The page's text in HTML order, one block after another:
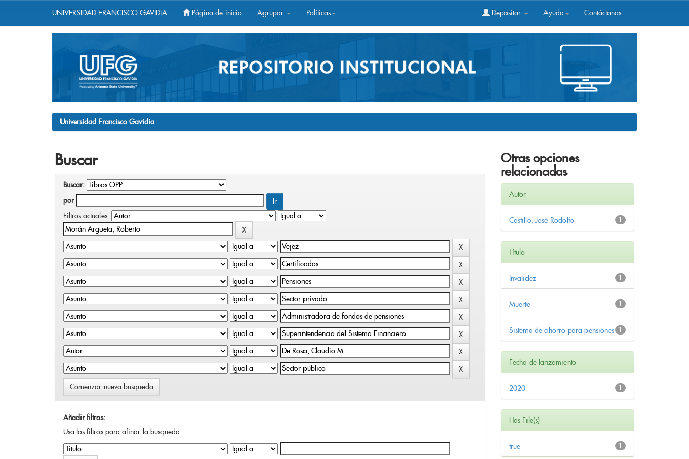
UNIVERSIDAD FRANCISCO GAVIDIA Página de inicio Agrupar Políticas Depositar Ayuda Contáctanos
Universidad Francisco Gavidia
Buscar
Buscar:
por
Filtros actuales:
Comenzar nueva busqueda
Añadir filtros:
Usa los filtros para afinar la busqueda.
Otras opciones
relacionadas
Autor
1
Castillo, José Rodolfo
Título
1
Invalidez
1
Muerte
1
Sistema de ahorro para pensiones
Fecha de lanzamiento
1
2020
Has File(s)
1
true